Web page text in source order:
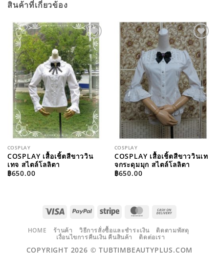
สินค้าที่เกี่ยวข้อง
ADD TO
WISHLIST
COSPLAY
COSPLAY เสื้อเชิ้ตสีขาววิน
เทจ สไตล์โลลิตา
฿650.00
ADD TO
WISHLIST
COSPLAY
COSPLAY เสื้อเชิ้ตสีขาววินเท
จกระดุมมุก สไตล์โลลิตา
฿650.00
VISA PAYPALSTRIPE MASTERCARD
DELIVERY
HOME ร้านค้า วิธีการสั่งซื้อและชำระเงิน
ติดตามพัสดุ
เงื่อนไขการคืนเงิน คืนสินค้า
ติดต่อเรา
COPYRIGHT 2026 ©TUBTIMBEAUTYPLUS.COM